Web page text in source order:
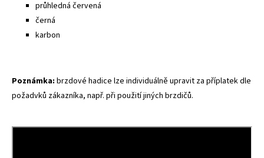
průhledná červená
černá
karbon
Poznámka: brzdové hadice lze individuálně upravit za příplatek dle
požadvků zákazníka, např. při použití jiných brzdičů.